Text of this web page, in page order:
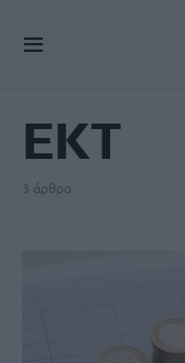
ΕΚΤ
3 άρθρα